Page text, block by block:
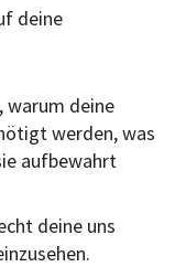
deine
warum deine
werden, was
aufbewahrt
deine uns